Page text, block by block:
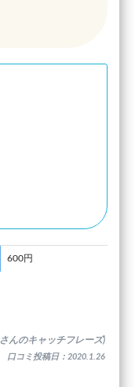
600円
さんのキャッチフレーズ)
口コミ投稿日：2020.1.26